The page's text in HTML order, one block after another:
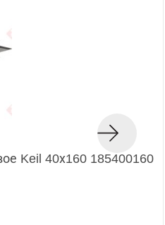
Keil 40х160 185400160